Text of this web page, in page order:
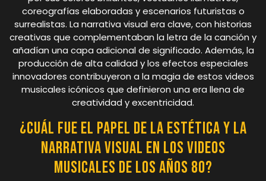
coreografías elaboradas y escenarios futuristas o
surrealistas. La narrativa visual era clave, con historias
creativas que complementaban la letra de la canción y
añadían una capa adicional de significado. Además, la
producción de alta calidad y los efectos especiales
innovadores contribuyeron a la magia de estos videos
musicales icónicos que definieron una era llena de
creatividad y excentricidad.
¿Cuál fue el papel de la estética y la
narrativa visual en los videos
musicales de los años 80?